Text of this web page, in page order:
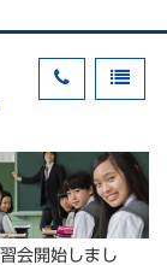
会開始しまし